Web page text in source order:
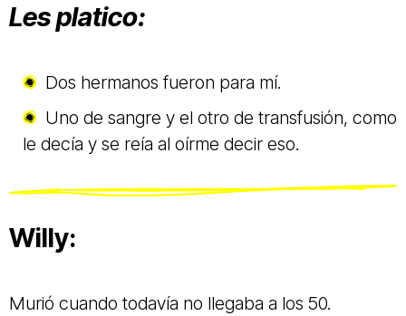
Les platico:
Dos hermanos fueron para mí.
Uno de sangre y el otro de transfusión, como
le decía y se reía al oírme decir eso.
Willy:
Murió cuando todavía no llegaba a los 50.